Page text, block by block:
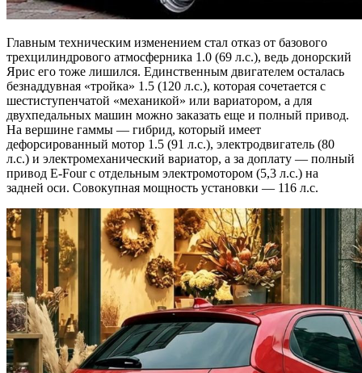
Главным техническим изменением стал отказ от базового
трехцилиндрового атмосферника 1.0 (69 л.с.), ведь донорский
Ярис его тоже лишился. Единственным двигателем осталась
безнаддувная «тройка» 1.5 (120 л.с.), которая сочетается с
шестиступенчатой «механикой» или вариатором, а для
двухпедальных машин можно заказать еще и полный привод.
На вершине гаммы — гибрид, который имеет
дефорсированный мотор 1.5 (91 л.с.), электродвигатель (80
л.с.) и электромеханический вариатор, а за доплату — полный
привод E-Four с отдельным электромотором (5,3 л.с.) на
задней оси. Совокупная мощность установки — 116 л.с.